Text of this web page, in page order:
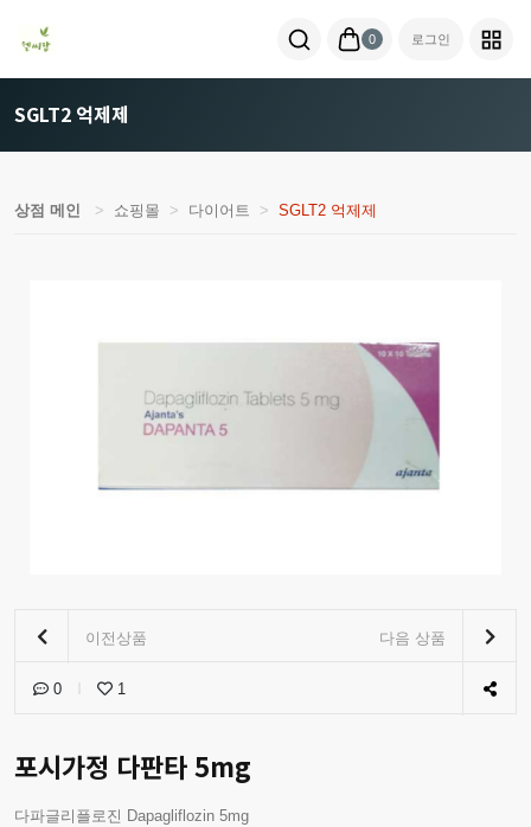
0 로그인
SGLT2 억제제
상점 메인 쇼핑몰 다이어트 SGLT2 억제제
이전상품 다음 상품
0 1
포시가정 다판타 5mg
다파글리플로진 Dapagliflozin 5mg